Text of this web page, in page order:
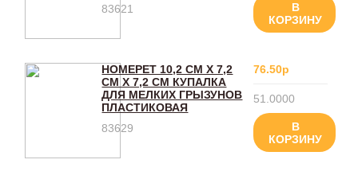
83621
В
КОРЗИНУ
HOMEPET 10,2 СМ Х 7,2
СМ Х 7,2 СМ КУПАЛКА
ДЛЯ МЕЛКИХ ГРЫЗУНОВ
ПЛАСТИКОВАЯ
83629
76.50р
51.0000
В
КОРЗИНУ